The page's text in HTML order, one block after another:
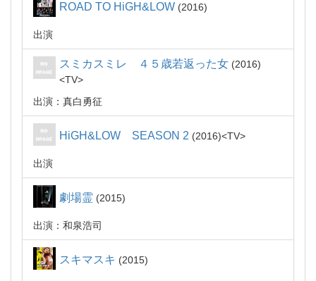
ROAD TO HiGH&LOW 2016
出演
スミカスミレ ４５歳若返った女
2016
TV
出演：真白勇征
HiGH&LOW SEASON 2 2016 TV
出演
劇場霊 2015
出演：和泉浩司
スキマスキ 2015